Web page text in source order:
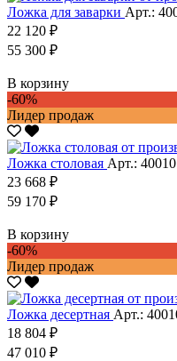
Ложка для заварки Арт.:
22 120 ₽
55 300 ₽
В корзину
-60%
Лидер продаж
Ложка столовая Арт.:
23 668 ₽
59 170 ₽
В корзину
-60%
Лидер продаж
Ложка десертная Арт.:
18 804 ₽
47 010 ₽